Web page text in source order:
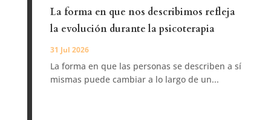
La forma en que nos describimos refleja
la evolución durante la psicoterapia
31 Jul 2026
La forma en que las personas se describen a sí
mismas puede cambiar a lo largo de un...